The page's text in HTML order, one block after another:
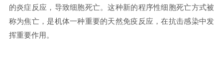
的炎症反应，导致细胞死亡。这种新的程序性细胞死亡方式被
称为焦亡，是机体一种重要的天然免疫反应，在抗击感染中发
挥重要作用。